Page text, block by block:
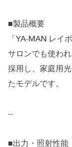
■製品概要
「YA-MAN レイ
サロンでも使わ
採用し、家庭用
たモデルです。
--
■出力・照射性能